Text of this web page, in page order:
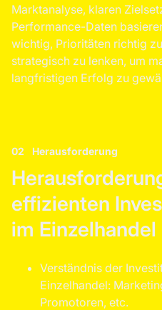
Marktanalyse, klaren
Performance-Daten
wichtig, Prioritäten richtig
strategisch zu lenken, um
langfristigen Erfolg zu
02 Herausforderung
effizienten
im Einzelhandel
Verständnis der
Einzelhandel:
Promotoren, etc.